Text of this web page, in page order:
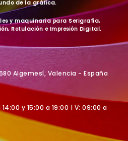
de la gráfica.
y maquinaria para Serigrafía,
Rotulación e Impresión Digital.
Algemesí, Valencia - España
y 15:00 a 19:00 | V: 09:00 a